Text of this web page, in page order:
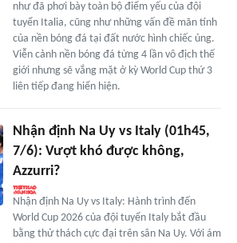
như đã phơi bày toàn bộ điểm yếu của đội
tuyển Italia, cũng như những vấn đề mãn tính
của nền bóng đá tại đất nước hình chiếc ủng.
Viễn cảnh nền bóng đá từng 4 lần vô địch thế
giới nhưng sẽ vắng mặt ở kỳ World Cup thứ 3
liên tiếp đang hiển hiện.
Nhận định Na Uy vs Italy (01h45,
7/6): Vượt khó được không,
Azzurri?
Nhận định Na Uy vs Italy: Hành trình đến
World Cup 2026 của đội tuyển Italy bắt đầu
bằng thử thách cực đại trên sân Na Uy. Với ám